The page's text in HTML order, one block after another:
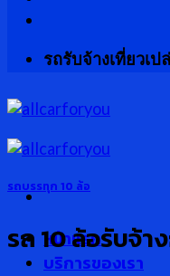
รถรับจ้างเที่ยวเ
หน้าแรก
บริการของเรา
รถบรรทุก 10 ล้อ
รถ 10 ล้อรับจ้